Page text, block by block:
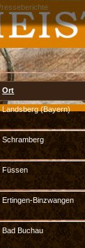
Ort
Landsberg (Bayern)
Schramberg
Füssen
Ertingen-Binzwangen
Bad Buchau